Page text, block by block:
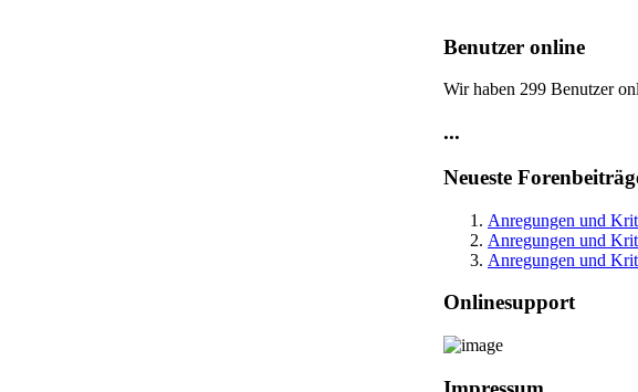
Benutzer online
Wir haben 299 Benutzer
...
Neueste
Anregungen und
Anregungen und
Anregungen und
Onlinesupport